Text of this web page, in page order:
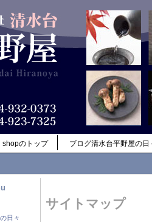
shopのトップ ブログ清水台平野屋の日
日々
サイトマップ